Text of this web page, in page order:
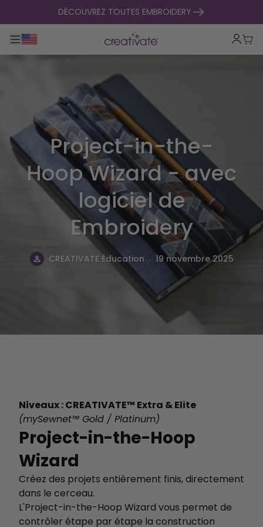
passer au contenuDÉCOUVREZ TOUTES EMBROIDERY
Basculer la navigation principale
Project-in-the-
Hoop Wizard - avec
logiciel de
Embroidery
CREATIVATE Éducation . 19 novembre 2025
Niveaux : CREATIVATE™ Extra & Elite
(mySewnet™ Gold / Platinum)
Project-in-the-Hoop
Wizard
Créez des projets entièrement finis, directement
dans le cerceau.
L'Project-in-the-Hoop Wizard vous permet de
contrôler étape par étape la construction